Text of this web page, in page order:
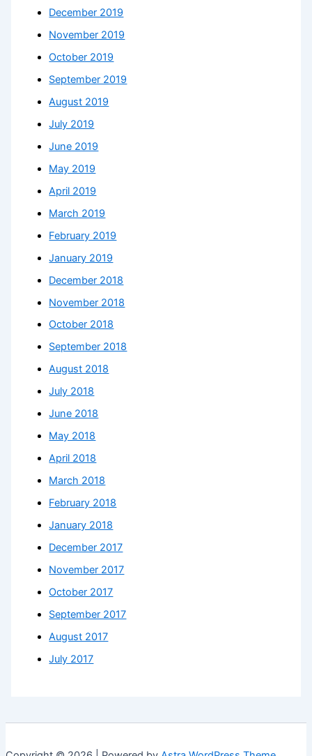
December 2019
November 2019
October 2019
September 2019
August 2019
July 2019
June 2019
May 2019
April 2019
March 2019
February 2019
January 2019
December 2018
November 2018
October 2018
September 2018
August 2018
July 2018
June 2018
May 2018
April 2018
March 2018
February 2018
January 2018
December 2017
November 2017
October 2017
September 2017
August 2017
July 2017